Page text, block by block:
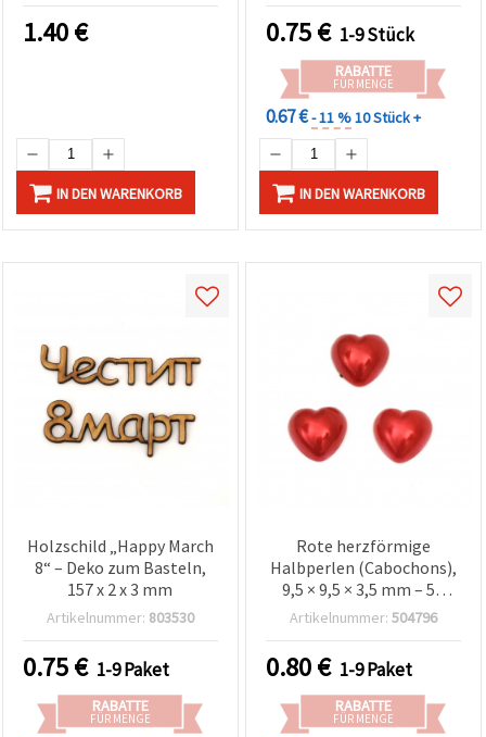
1.40€
IN DEN WARENKORB
0.75€ 1-9 Stück
RABATTE
FÜR MENGE
0.67 €- 11 %10 Stück +
IN DEN WARENKORB
Holzschild „Happy March
8“ – Deko zum Basteln,
157 x 2 x 3 mm
Artikelnummer: 803530
0.75€ 1-9 Paket
RABATTE
FÜR MENGE
Rote herzförmige
Halbperlen (Cabochons),
9,5 × 9,5 × 3,5 mm – 50
Stück zum Basteln
Artikelnummer: 504796
0.80€ 1-9 Paket
RABATTE
FÜR MENGE